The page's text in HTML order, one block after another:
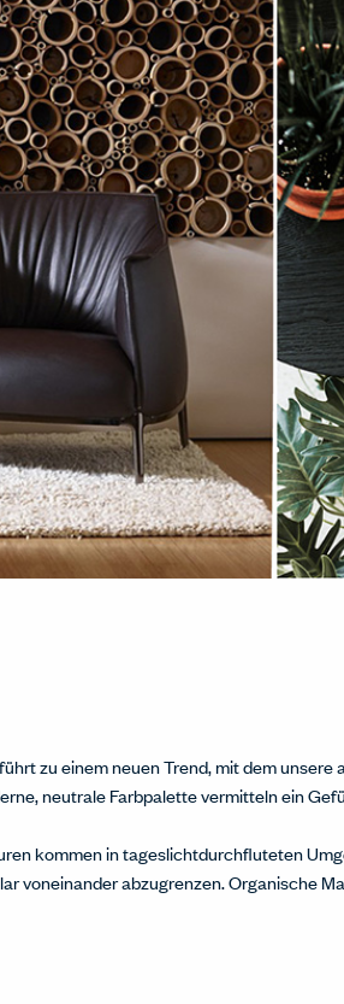
zu einem neuen Trend, mit dem
neutrale Farbpalette vermitteln ein
kommen in tageslichtdurchfluteten
voneinander abzugrenzen. Organische